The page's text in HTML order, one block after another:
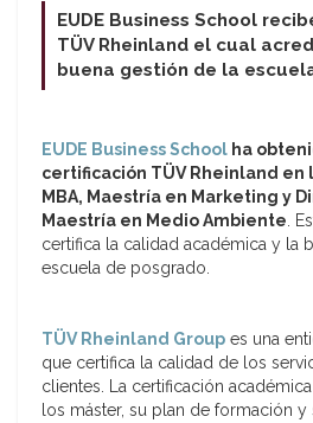
EUDE Business School
TÜV Rheinland el cual
buena gestión de la
EUDE Business School ha
certificación TÜV Rheinland en
MBA, Maestría en Marketing y
Maestría en Medio Ambiente.
certifica la calidad académica y la
escuela de posgrado.
TÜV Rheinland Group es una
que certifica la calidad de los
clientes. La certificación
los máster, su plan de formación y